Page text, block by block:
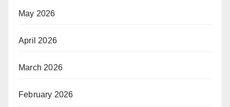
May 2026
April 2026
March 2026
February 2026